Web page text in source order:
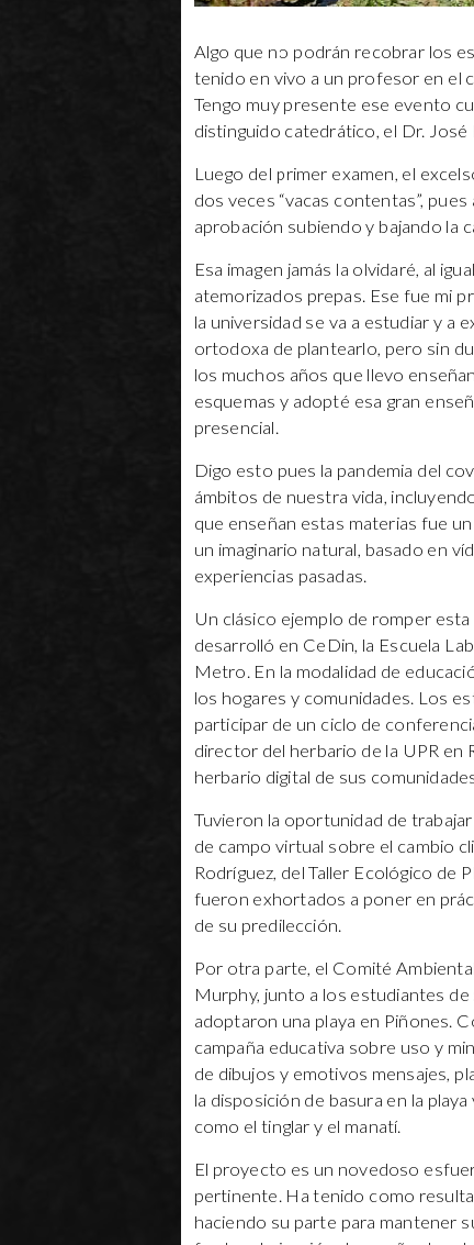
Algo que no podrán recobrar los
tenido en vivo a un profesor en el
Tengo muy presente ese evento
distinguido catedrático, el Dr. José
Luego del primer examen, el
dos veces “vacas contentas”,
aprobación subiendo y bajando la
Esa imagen jamás la olvidaré, al
atemorizados prepas. Ese fue mi
la universidad se va a estudiar y a
ortodoxa de plantearlo, pero sin
los muchos años que llevo
esquemas y adopté esa gran
presencial.
Digo esto pues la pandemia del
ámbitos de nuestra vida,
que enseñan estas materias fue
un imaginario natural, basado en
experiencias pasadas.
Un clásico ejemplo de romper
desarrolló en CeDin, la Escuela
Metro. En la modalidad de
los hogares y comunidades. Los
participar de un ciclo de
director del herbario de la UPR en
herbario digital de sus
Tuvieron la oportunidad de
de campo virtual sobre el cambio
Rodríguez, del Taller Ecológico de
fueron exhortados a poner en
de su predilección.
Por otra parte, el Comité
Murphy, junto a los estudiantes
adoptaron una playa en Piñones.
campaña educativa sobre uso y
de dibujos y emotivos mensajes,
la disposición de basura en la
como el tinglar y el manatí.
El proyecto es un novedoso
pertinente. Ha tenido como
haciendo su parte para mantener